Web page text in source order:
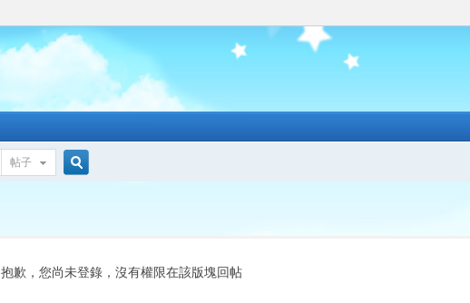
帖子
索
抱歉，您尚未登錄，沒有權限在該版塊回帖